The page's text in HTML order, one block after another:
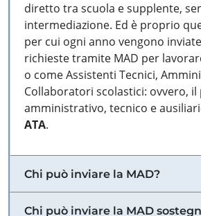
diretto tra scuola e supplente,
intermediazione. Ed è proprio
per cui ogni anno vengono
richieste tramite MAD per
o come Assistenti Tecnici,
Collaboratori scolastici: ovvero, il
amministrativo, tecnico e
ATA.
Chi può inviare la MAD?
Chi può inviare la MAD